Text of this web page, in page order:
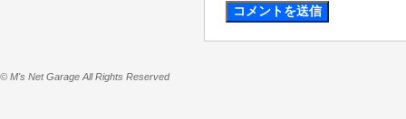
© M's Net Garage All Rights Reserved